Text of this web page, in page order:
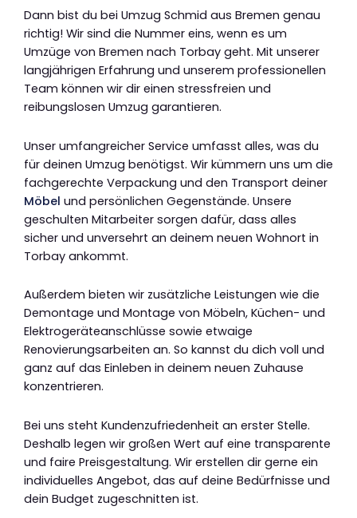
Dann bist du bei Umzug Schmid aus Bremen genau
richtig! Wir sind die Nummer eins, wenn es um
Umzüge von Bremen nach Torbay geht. Mit unserer
langjährigen Erfahrung und unserem professionellen
Team können wir dir einen stressfreien und
reibungslosen Umzug garantieren.
Unser umfangreicher Service umfasst alles, was du
für deinen Umzug benötigst. Wir kümmern uns um die
fachgerechte Verpackung und den Transport deiner
Möbel und persönlichen Gegenstände. Unsere
geschulten Mitarbeiter sorgen dafür, dass alles
sicher und unversehrt an deinem neuen Wohnort in
Torbay ankommt.
Außerdem bieten wir zusätzliche Leistungen wie die
Demontage und Montage von Möbeln, Küchen- und
Elektrogeräteanschlüsse sowie etwaige
Renovierungsarbeiten an. So kannst du dich voll und
ganz auf das Einleben in deinem neuen Zuhause
konzentrieren.
Bei uns steht Kundenzufriedenheit an erster Stelle.
Deshalb legen wir großen Wert auf eine transparente
und faire Preisgestaltung. Wir erstellen dir gerne ein
individuelles Angebot, das auf deine Bedürfnisse und
dein Budget zugeschnitten ist.